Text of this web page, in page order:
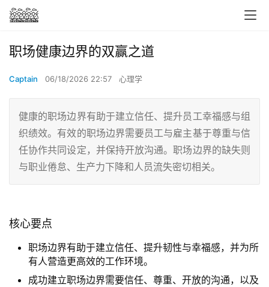
职场健康边界的双赢之道
Captain 06/18/2026 22:57 心理学
健康的职场边界有助于建立信任、提升员工幸福感与组
织绩效。有效的职场边界需要员工与雇主基于尊重与信
任协作共同设定，并保持开放沟通。职场边界的缺失则
与职业倦怠、生产力下降和人员流失密切相关。
核心要点
职场边界有助于建立信任、提升韧性与幸福感，并为所
有人营造更高效的工作环境。
成功建立职场边界需要信任、尊重、开放的沟通，以及